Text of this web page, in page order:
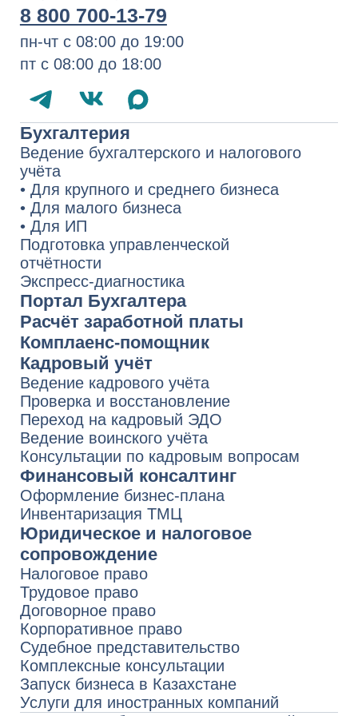
Корпоративное право
Судебное представительство
Комплексные консультации
Запуск бизнеса в Казахстане
Услуги для иностранных компаний
1994−2026 СберРешения
комплекс услуг по аутсорсингу
юридических услуг
Политика обработки персональных
данных
Сведения о компании
Карта сайта
По вопросам качества обращайтесь
на Горячую линию СберРешений
8 800 700-13-76
quality.hotline@sber-solutions.ru
пн-чт с 08:00 до 19:00
пт с 08:00 до 18:00